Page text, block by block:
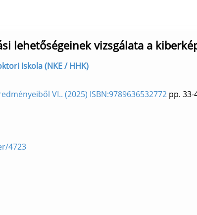
lehetőségeinek vizsgálata a
Iskola (NKE / HHK)
VI.. (2025) ISBN:9789636532772 pp. 33-
4723